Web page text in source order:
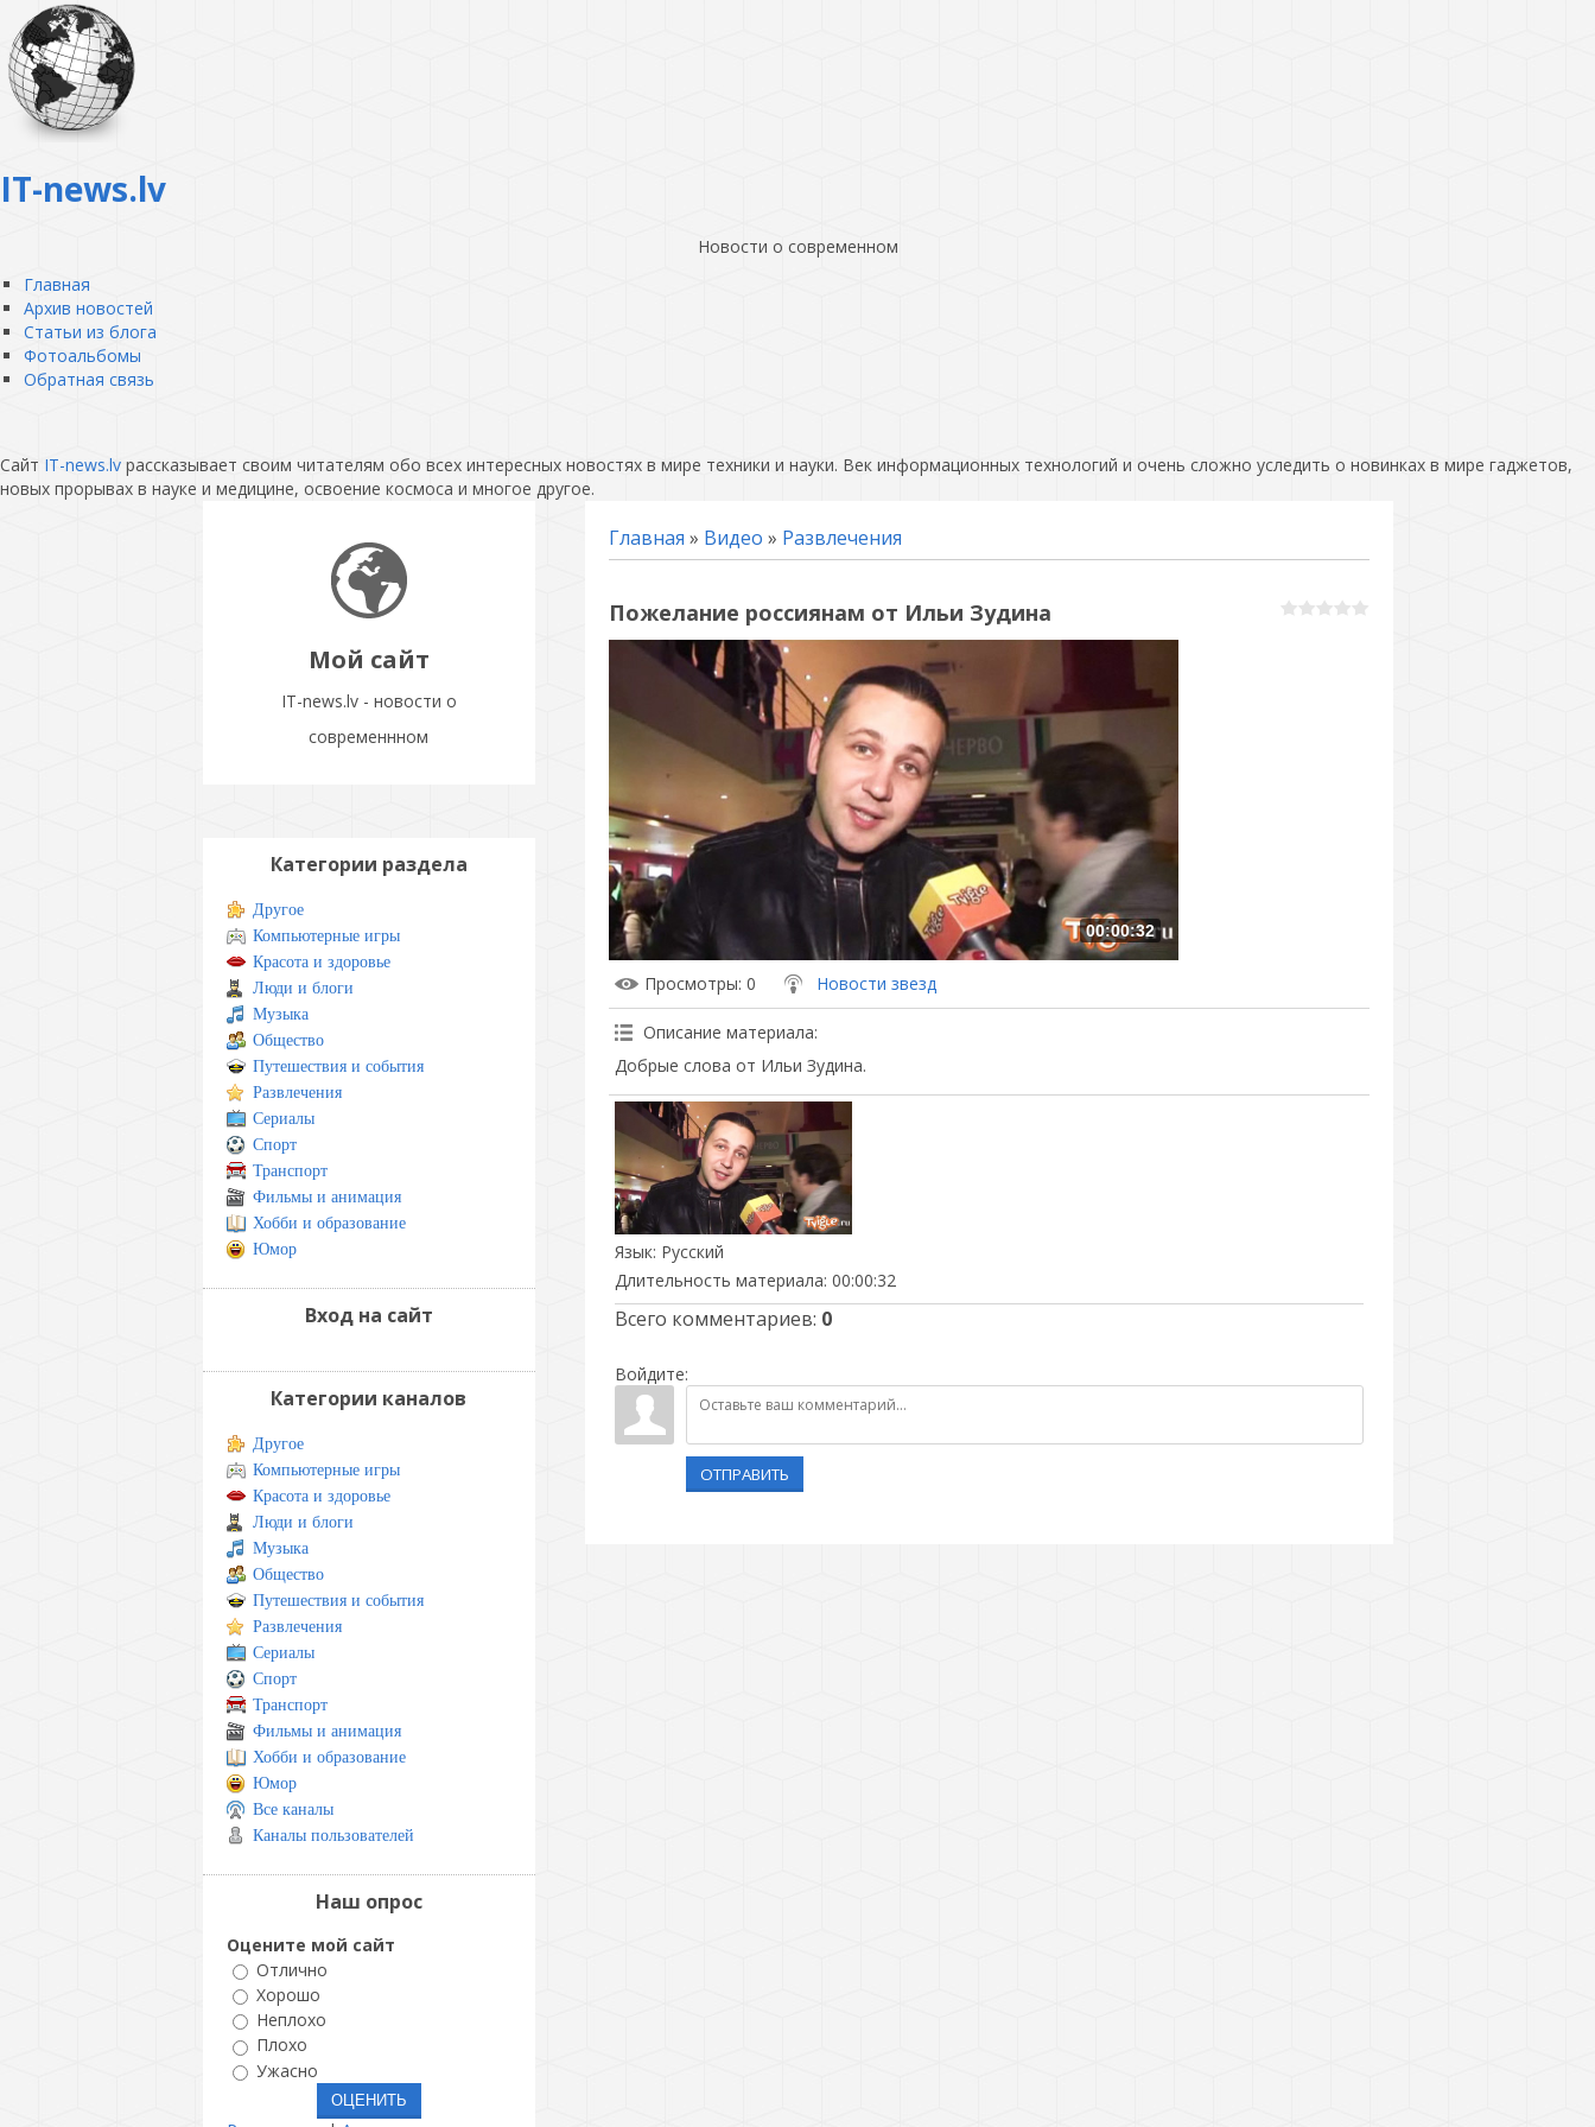
IT-news.lv
Новости о современном
Главная
Архив новостей
Статьи из блога
Фотоальбомы
Обратная связь
Сайт IT-news.lv рассказывает своим читателям обо всех интересных новостях в мире техники и науки. Век информационных технологий и очень сложно уследить о новинках в мире гаджетов,
новых прорывах в науке и медицине, освоение космоса и многое другое.
Мой сайт
IT-news.lv - новости о
современнном
Главная » Видео » Развлечения
Пожелание россиянам от Ильи Зудина
00:00:32
Просмотры: 0 Новости звезд
Описание материала:
Добрые слова от Ильи Зудина.
Язык: Русский
Длительность материала: 00:00:32
Всего комментариев: 0
Войдите:
ОТПРАВИТЬ
Категории раздела
Другое
Компьютерные игры
Красота и здоровье
Люди и блоги
Музыка
Общество
Путешествия и события
Развлечения
Сериалы
Спорт
Транспорт
Фильмы и анимация
Хобби и образование
Юмор
Вход на сайт
Категории каналов
Другое
Компьютерные игры
Красота и здоровье
Люди и блоги
Музыка
Общество
Путешествия и события
Развлечения
Сериалы
Спорт
Транспорт
Фильмы и анимация
Хобби и образование
Юмор
Все каналы
Каналы пользователей
Наш опрос
Оцените мой сайт
Отлично
Хорошо
Неплохо
Плохо
Ужасно